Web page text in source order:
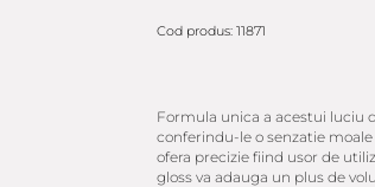
Cod produs: 11871
Formula unica a acestui luciu
conferindu-le o senzatie
ofera precizie fiind usor de
gloss va adauga un plus de